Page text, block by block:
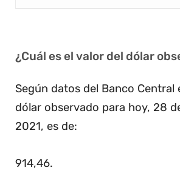
¿Cuál es el valor del dólar
Según datos del Banco Central
dólar observado para hoy, 28
2021, es de:
914,46.